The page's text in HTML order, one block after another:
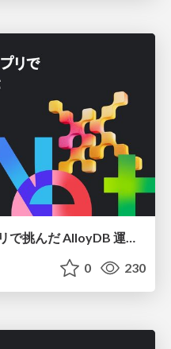
メルカリのグローバルアプリで挑んだ AlloyDB 運用と課題解決の実践記
0 230